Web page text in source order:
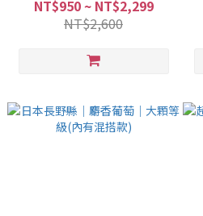
NT$950 ~ NT$2,299
NT$2,600